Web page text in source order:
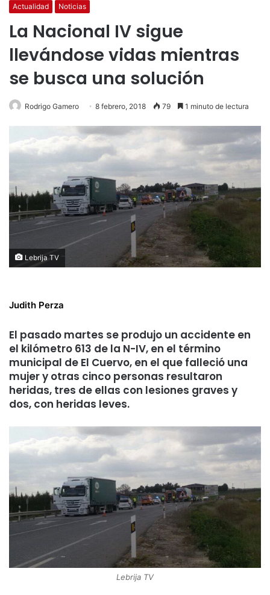
Actualidad Noticias
La Nacional IV sigue
llevándose vidas mientras
se busca una solución
Rodrigo Gamero 8 febrero, 2018 79 1 minuto de lectura
Lebrija TV
Judith Perza
El pasado martes se produjo un accidente en
el kilómetro 613 de la N-IV, en el término
municipal de El Cuervo, en el que falleció una
mujer y otras cinco personas resultaron
heridas, tres de ellas con lesiones graves y
dos, con heridas leves.
Lebrija TV